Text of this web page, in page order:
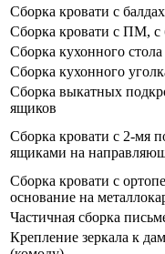
Сборка кровати с
Сборка кровати с ПМ,
Сборка кухонного стола
Сборка кухонного
Сборка выкатных
ящиков
Сборка кровати с 2-мя
ящиками на
Сборка кровати с
основание на
Частичная сборка
Крепление зеркала к